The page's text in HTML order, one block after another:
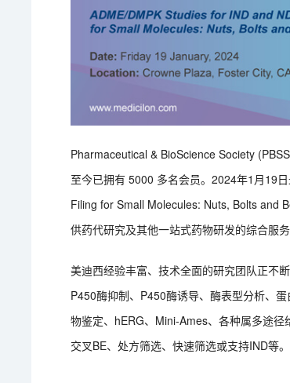
Pharmaceutical & BioScience Society
至今已拥有 5000 多名会员。2024年1月19
Filing for Small Molecules: Nuts, Bolts and
供药代研究及其他一站式药物研发的综合服务
美迪西经验丰富、技术全面的研究团队正不
P450酶抑制、P450酶诱导、酶表型分析、
物鉴定、hERG、Mini-Ames、各种属多途
交叉BE、处方筛选、快速筛选或支持IND等。